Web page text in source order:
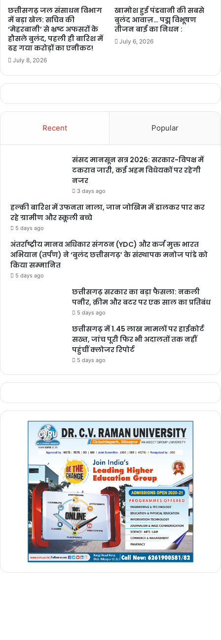
कर्मचारियों व
आमजन परेशान
के जल संरक्षण
2 weeks ago
छत्तीसगढ़ जल संसाधन विभाग
में बड़ा खेल: सचिव की
‘मेहरबानी’ से भ्रष्ट अफसरों के
हौसले बुलंद, पहली ही बारिश में
ढह गया करोड़ों का एनीकट!
July 8, 2026
खामोश हुई पंडवानी की सबसे
बुलंद आवाज़… पद्म विभूषण
तीजन बाई का निधन :
July 6, 2026
Recent Popular
संसद मानसून सत्र 2026: सरकार-विपक्ष में
टकराव जारी, कई अहम विधेयकों पर रहेगी
नजर
3 days ago
हल्की बारिश में उफनता नाला, जान जोखिम में डालकर पार कर
रहे ग्रामीण और स्कूली बच्चे
5 days ago
अंतर्राष्ट्रीय मानव अधिकार संगठन (YDC) और कर्ज मुक्त भारत
अभियान (तर्पण) ने ‘बुलंद छत्तीसगढ़’ के संस्थापक मनोज पांडे को
किया सम्मानित
5 days ago
छत्तीसगढ़ सरकार का बड़ा फैसला: नकली
पनीर, क्रीम और बटर पर एक साल का प्रतिबंध
5 days ago
छत्तीसगढ़ में 1.45 लाख मामलों पर हाईकोर्ट
सख्त, जांच पूरी फिर भी अदालतों तक नहीं
पहुंचीं क्लोजर रिपोर्ट
5 days ago